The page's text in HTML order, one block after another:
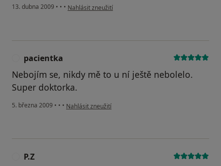
13. dubna 2009 • • • podle názoru uživatele Pacient
Nahlásit zneužití
pacientka
Nebojím se, nikdy mě to u ní ještě nebolelo.
Super doktorka.
5. března 2009 • • • podle názoru uživatele pacientka
Nahlásit zneužití
P.Z